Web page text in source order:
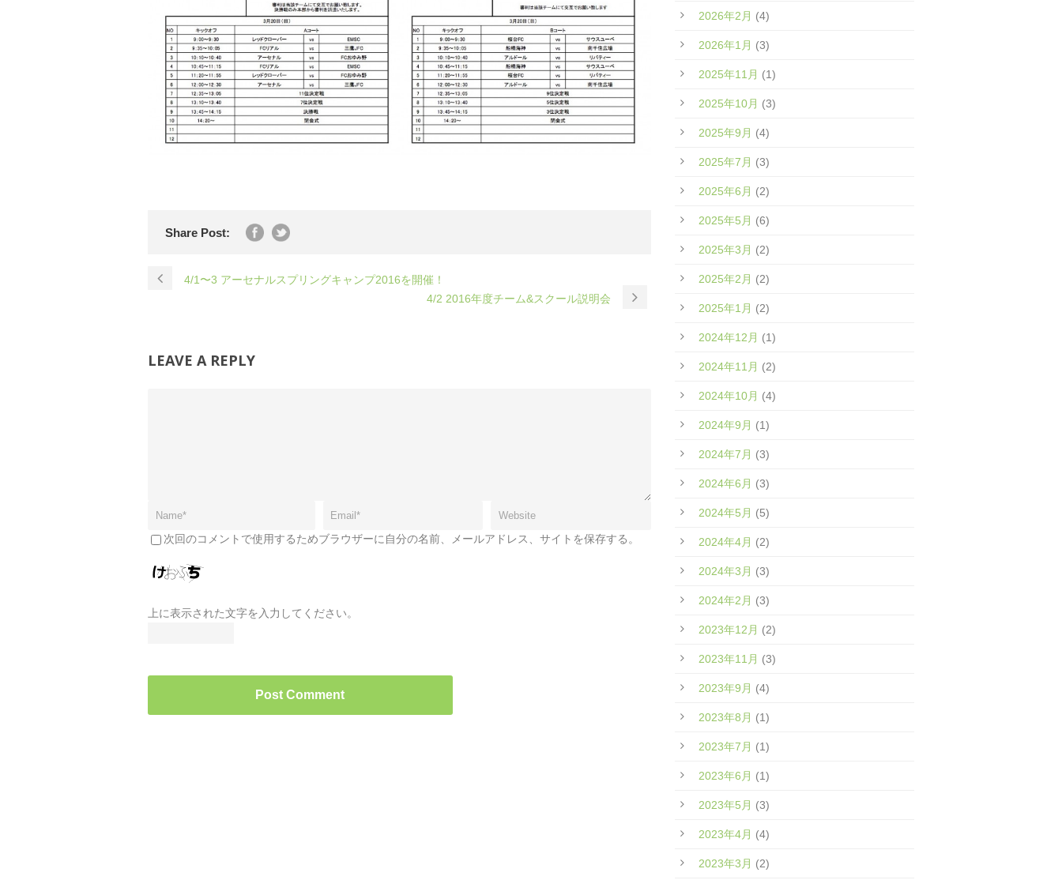
Share Post:
4/1〜3 アーセナルスプリングキャンプ2016を開催！
4/2 2016年度チーム&スクール説明会
LEAVE A REPLY
次回のコメントで使用するためブラウザーに自分の名前、メールアドレス、サイトを保存する。
上に表示された文字を入力してください。
2026年2月 (4)
2026年1月 (3)
2025年11月 (1)
2025年10月 (3)
2025年9月 (4)
2025年7月 (3)
2025年6月 (2)
2025年5月 (6)
2025年3月 (2)
2025年2月 (2)
2025年1月 (2)
2024年12月 (1)
2024年11月 (2)
2024年10月 (4)
2024年9月 (1)
2024年7月 (3)
2024年6月 (3)
2024年5月 (5)
2024年4月 (2)
2024年3月 (3)
2024年2月 (3)
2023年12月 (2)
2023年11月 (3)
2023年9月 (4)
2023年8月 (1)
2023年7月 (1)
2023年6月 (1)
2023年5月 (3)
2023年4月 (4)
2023年3月 (2)